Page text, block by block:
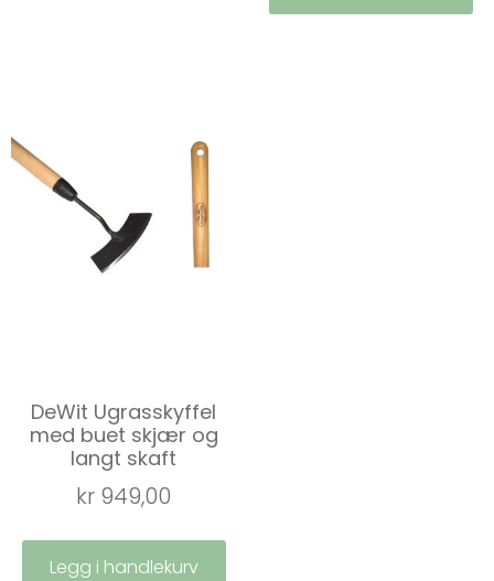
DeWit Ugrasskyffel
med buet skjær og
langt skaft
kr 949,00
Legg i handlekurv